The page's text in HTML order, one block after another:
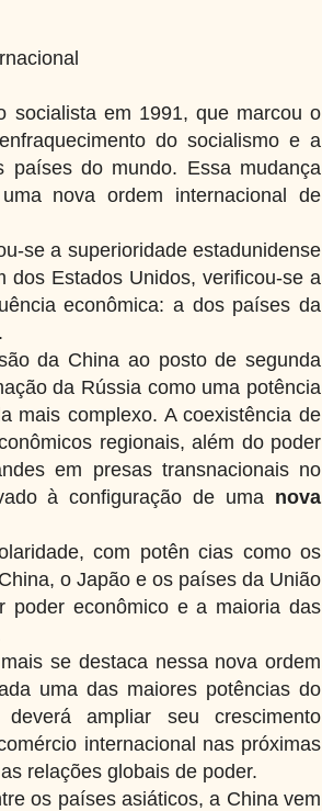
socialista em 1991, que marcou o
do socialismo e a
países do mundo. Essa mudança
nova ordem internacional de
se a superioridade estadunidense
dos Estados Unidos, verificou-se a
econômica: a dos países da
da China ao posto de segunda
da Rússia como uma potência
mais complexo. A coexistência de
regionais, além do poder
em presas transnacionais no
à configuração de uma nova
com potên cias como os
o Japão e os países da União
poder econômico e a maioria das
se destaca nessa nova ordem
uma das maiores potências do
ampliar seu crescimento
internacional nas próximas
relações globais de poder.
os países asiáticos, a China vem